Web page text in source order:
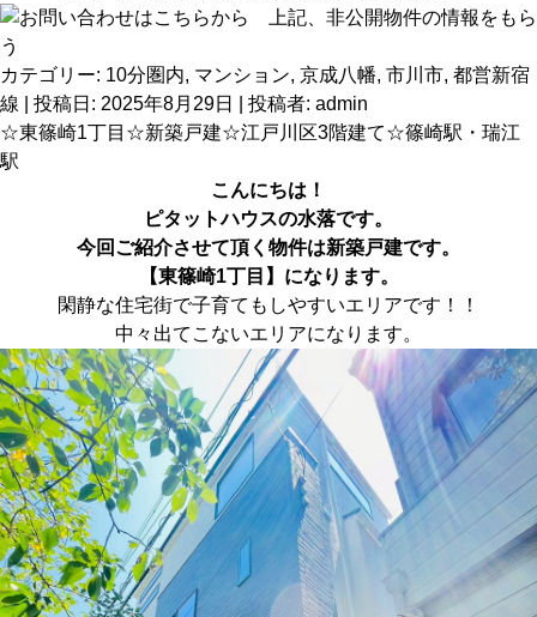
カテゴリー: 10分圏内, マンション, 京成八幡, 市川市, 都営新宿
線 | 投稿日: 2025年8月29日 投稿者: admin
☆東篠崎1丁目☆新築戸建☆江戸川区3階建て☆篠崎駅・瑞江
駅
こんにちは！
ピタットハウスの水落です。
今回ご紹介させて頂く物件は新築戸建です。
【東篠崎1丁目】になります。
閑静な住宅街で子育てもしやすいエリアです！！
中々出てこないエリアになります。